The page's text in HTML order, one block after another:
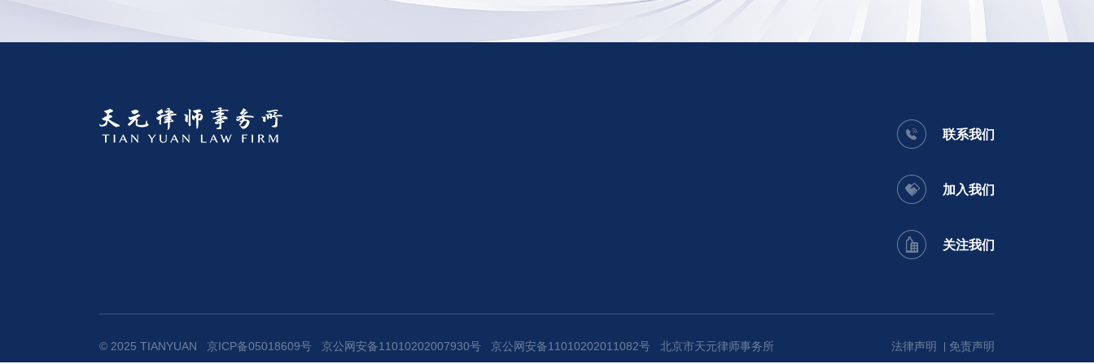
联系我们
加入我们
关注我们
© 2025 TIANYUAN 京ICP备05018609号 京公网安备11010202007930号 京公网安备11010202011082号 北京市天元律师事务所 法律声明 免责声明